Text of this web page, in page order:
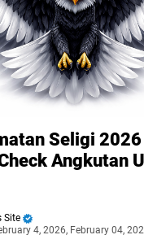
Seligi
Angkutan
Site
4, 2026, February 04,